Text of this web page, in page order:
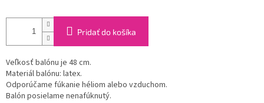
Pridať do košíka
Veľkosť balónu je 48 cm.
Materiál balónu: latex.
Odporúčame fúkanie héliom alebo vzduchom.
Balón posielame nenafúknutý.